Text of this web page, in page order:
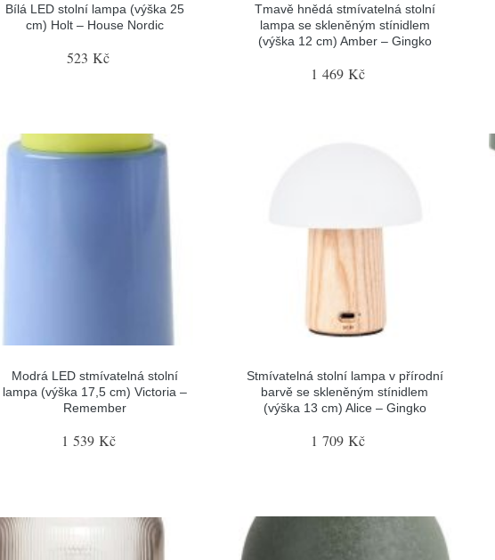
Bílá LED stolní lampa (výška 25
cm) Holt – House Nordic
523 Kč
Tmavě hnědá stmívatelná stolní
lampa se skleněným stínidlem
(výška 12 cm) Amber – Gingko
1 469 Kč
Modrá LED stmívatelná stolní
lampa (výška 17,5 cm) Victoria –
Remember
1 539 Kč
Stmívatelná stolní lampa v přírodní
barvě se skleněným stínidlem
(výška 13 cm) Alice – Gingko
1 709 Kč